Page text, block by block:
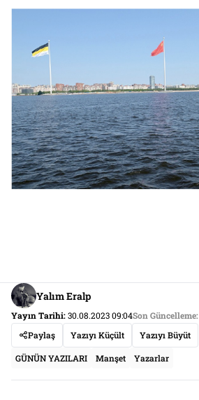
Yalım Eralp
Yayın Tarihi:30.08.2023 09:04Son Güncelleme:
Paylaş
Yazıyı Küçült Yazıyı Büyüt
GÜNÜN YAZILARI Manşet Yazarlar